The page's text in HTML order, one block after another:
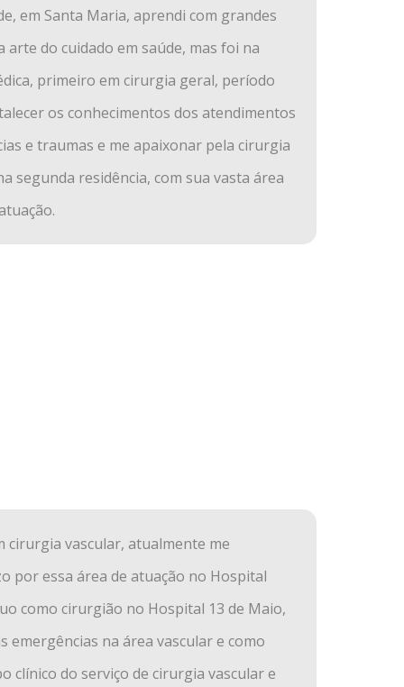
em Santa Maria, aprendi com grandes
arte do cuidado em saúde, mas foi na
primeiro em cirurgia geral, período
os conhecimentos dos atendimentos
e traumas e me apaixonar pela cirurgia
segunda residência, com sua vasta área
cirurgia vascular, atualmente me
por essa área de atuação no Hospital
como cirurgião no Hospital 13 de Maio,
emergências na área vascular e como
clínico do serviço de cirurgia vascular e